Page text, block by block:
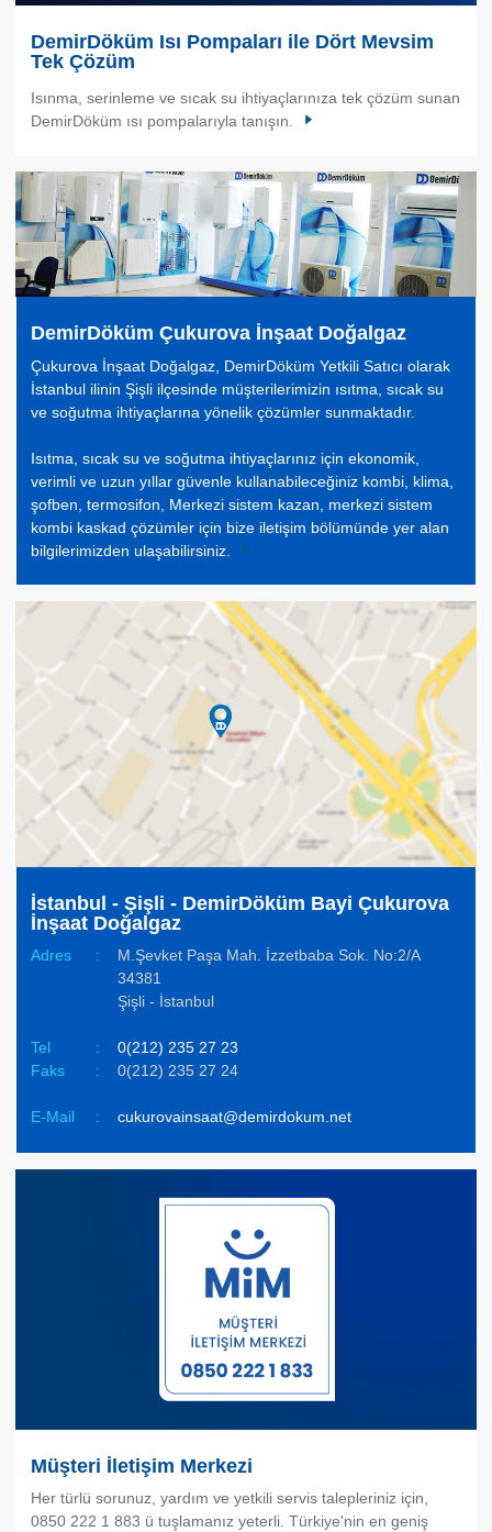
DemirDöküm Isı Pompaları ile Dört Mevsim
Tek Çözüm
Isınma, serinleme ve sıcak su ihtiyaçlarınıza tek çözüm sunan
DemirDöküm ısı pompalarıyla tanışın.
DemirDöküm Çukurova İnşaat Doğalgaz
Çukurova İnşaat Doğalgaz, DemirDöküm Yetkili Satıcı olarak
İstanbul ilinin Şişli ilçesinde müşterilerimizin ısıtma, sıcak su
ve soğutma ihtiyaçlarına yönelik çözümler sunmaktadır.
Isıtma, sıcak su ve soğutma ihtiyaçlarınız için ekonomik,
verimli ve uzun yıllar güvenle kullanabileceğiniz kombi, klima,
şofben, termosifon, Merkezi sistem kazan, merkezi sistem
kombi kaskad çözümler için bize iletişim bölümünde yer alan
bilgilerimizden ulaşabilirsiniz.
İstanbul - Şişli - DemirDöküm Bayi Çukurova
İnşaat Doğalgaz
Adres :
M.Şevket Paşa Mah. İzzetbaba Sok. No:2/A
34381
Şişli - İstanbul
Tel :
0(212) 235 27 23
Faks
: 0(212) 235 27 24
E-Mail : cukurovainsaat@demirdokum.net
Müşteri İletişim Merkezi
Her türlü sorunuz, yardım ve yetkili servis talepleriniz için,
0850 222 1 883 ü tuşlamanız yeterli. Türkiye'nin en geniş